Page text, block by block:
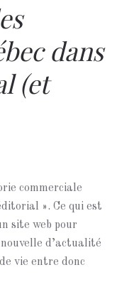
dans
(et
commerciale
». Ce qui est
site web pour
d’actualité
vie entre donc